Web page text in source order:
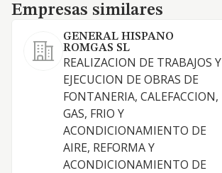
Empresas similares
Empresas similares
GENERAL HISPANO
ROMGAS SL
REALIZACION DE TRABAJOS Y
EJECUCION DE OBRAS DE
FONTANERIA, CALEFACCION,
GAS, FRIO Y
ACONDICIONAMIENTO DE
AIRE, REFORMA Y
ACONDICIONAMIENTO DE